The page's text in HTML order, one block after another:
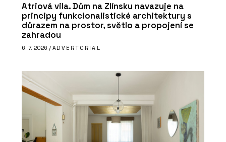
Atriová vila. Dům na Zlínsku navazuje na
principy funkcionalistické architektury s
důrazem na prostor, světlo a propojení se
zahradou
6. 7. 2026 / ADVERTORIAL